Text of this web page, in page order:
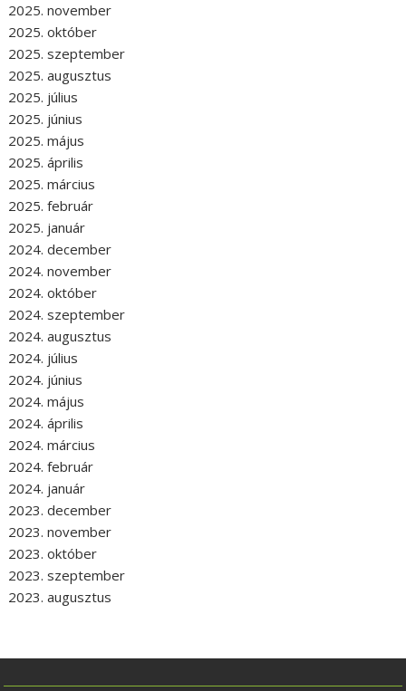
2025. november
2025. október
2025. szeptember
2025. augusztus
2025. július
2025. június
2025. május
2025. április
2025. március
2025. február
2025. január
2024. december
2024. november
2024. október
2024. szeptember
2024. augusztus
2024. július
2024. június
2024. május
2024. április
2024. március
2024. február
2024. január
2023. december
2023. november
2023. október
2023. szeptember
2023. augusztus